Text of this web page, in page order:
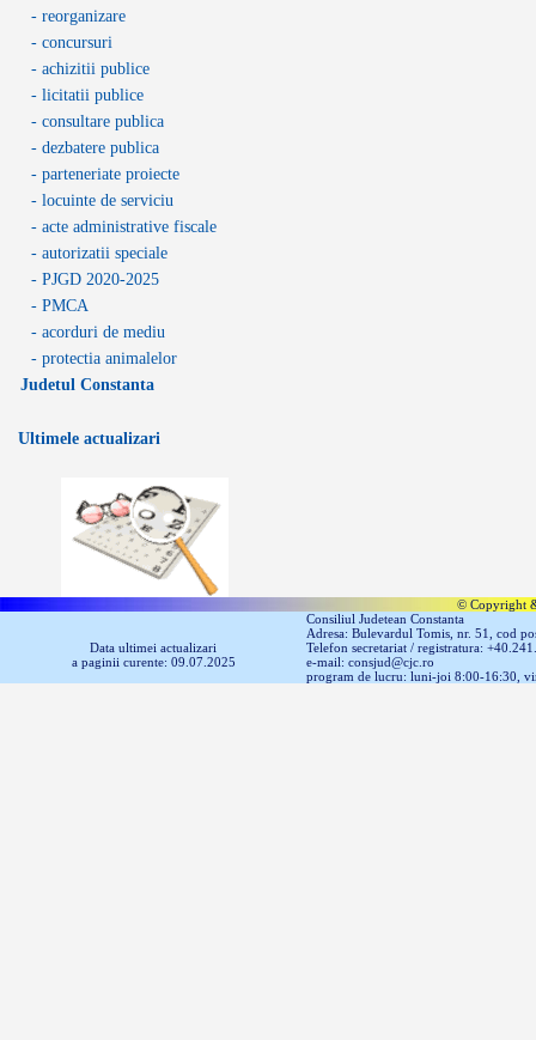
- reorganizare
- concursuri
- achizitii publice
- licitatii publice
- consultare publica
- dezbatere publica
- parteneriate proiecte
- locuinte de serviciu
- acte administrative fiscale
- autorizatii speciale
- PJGD 2020-2025
- PMCA
- acorduri de mediu
- protectia animalelor
Judetul Constanta
Ultimele actualizari
© Copyright
Data ultimei actualizari
a paginii curente: 09.07.2025
Consiliul Judetean Constanta
Adresa: Bulevardul Tomis, nr. 51, cod
Telefon secretariat / registratura:
e-mail: consjud@cjc.ro
program de lucru: luni-joi 8:00-16:30,